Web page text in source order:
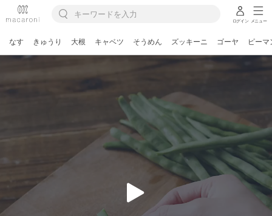
ログイン メニュー
なす きゅうり 大根 キャベツ そうめん ズッキーニ ゴーヤ ピーマ